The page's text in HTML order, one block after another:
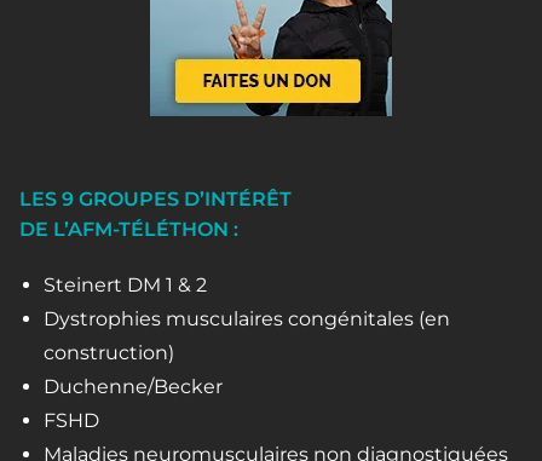
LES 9 GROUPES D’INTÉRÊT
DE L’AFM-TÉLÉTHON :
Steinert DM 1 & 2
Dystrophies musculaires congénitales (en
construction)
Duchenne/Becker
FSHD
Maladies neuromusculaires non diagnostiquées